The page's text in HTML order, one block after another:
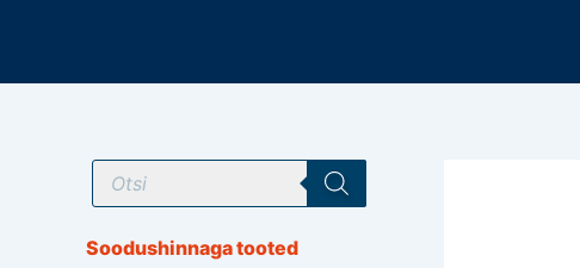
T
o
e
t
Soodushinnaga tooted